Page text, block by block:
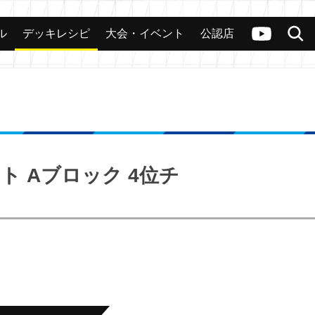
ヴァンガードch
検索
カード 大会 公認店舗 その他
デッキレシピ 大会・イベント 公認店
Aブロック 4位チ